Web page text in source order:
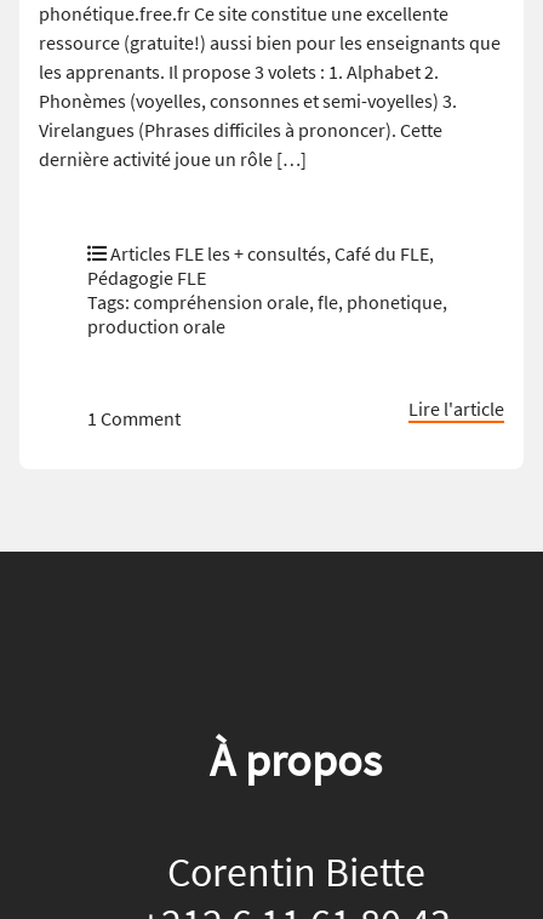
phonétique.free.fr Ce site constitue une excellente
ressource (gratuite!) aussi bien pour les enseignants que
les apprenants. Il propose 3 volets : 1. Alphabet 2.
Phonèmes (voyelles, consonnes et semi-voyelles) 3.
Virelangues (Phrases difficiles à prononcer). Cette
dernière activité joue un rôle […]
Articles FLE les + consultés,Café du FLE,
Pédagogie FLE
Tags: compréhension orale,fle, phonetique,
production orale
1 Comment Lire l'article
À propos
Corentin Biette